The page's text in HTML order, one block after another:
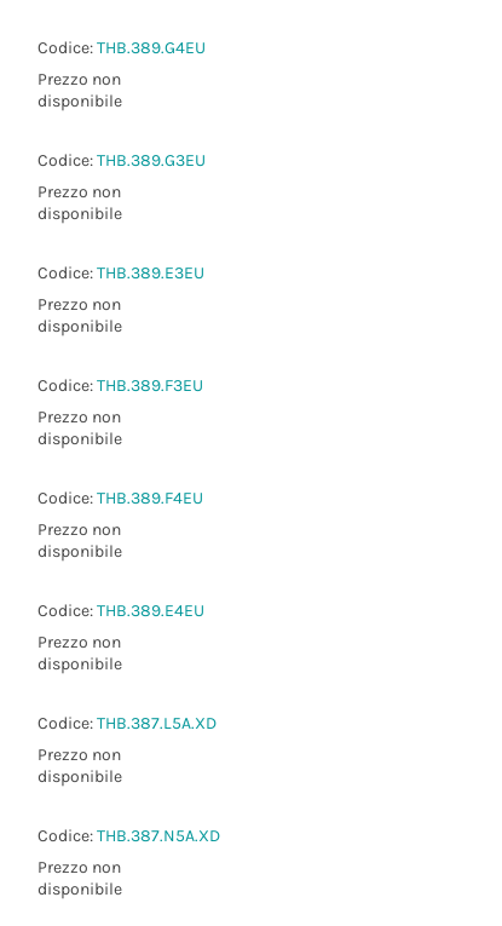
Codice:THB.389.G4EU
Prezzo non
disponibile
Codice:THB.389.G3EU
Prezzo non
disponibile
Codice:THB.389.E3EU
Prezzo non
disponibile
Codice:THB.389.F3EU
Prezzo non
disponibile
Codice:THB.389.F4EU
Prezzo non
disponibile
Codice:THB.389.E4EU
Prezzo non
disponibile
Codice:THB.387.L5A.XD
Prezzo non
disponibile
Codice:THB.387.N5A.XD
Prezzo non
disponibile